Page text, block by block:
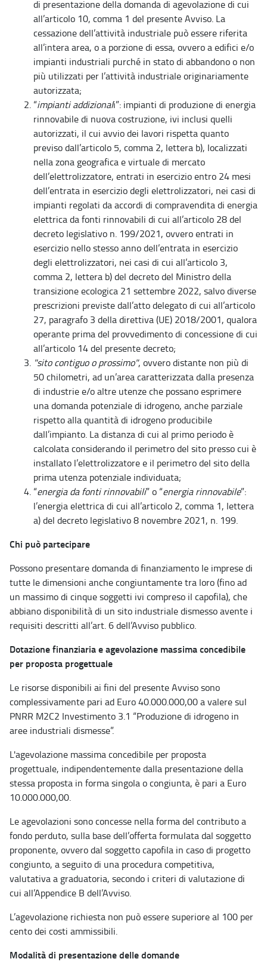
di presentazione della domanda di agevolazione di cui
all’articolo 10, comma 1 del presente Avviso. La
cessazione dell’attività industriale può essere riferita
all’intera area, o a porzione di essa, ovvero a edifici e/o
impianti industriali purché in stato di abbandono o non
più utilizzati per l’attività industriale originariamente
autorizzata;
“impianti addizionali”: impianti di produzione di energia
rinnovabile di nuova costruzione, ivi inclusi quelli
autorizzati, il cui avvio dei lavori rispetta quanto
previso dall’articolo 5, comma 2, lettera b), localizzati
nella zona geografica e virtuale di mercato
dell’elettrolizzatore, entrati in esercizio entro 24 mesi
dell’entrata in esercizio degli elettrolizzatori, nei casi di
impianti regolati da accordi di compravendita di energia
elettrica da fonti rinnovabili di cui all’articolo 28 del
decreto legislativo n. 199/2021, ovvero entrati in
esercizio nello stesso anno dell’entrata in esercizio
degli elettrolizzatori, nei casi di cui all’articolo 3,
comma 2, lettera b) del decreto del Ministro della
transizione ecologica 21 settembre 2022, salvo diverse
prescrizioni previste dall’atto delegato di cui all’articolo
27, paragrafo 3 della direttiva (UE) 2018/2001, qualora
operante prima del provvedimento di concessione di cui
all’articolo 14 del presente decreto;
"sito contiguo o prossimo", ovvero distante non più di
50 chilometri, ad un’area caratterizzata dalla presenza
di industrie e/o altre utenze che possano esprimere
una domanda potenziale di idrogeno, anche parziale
rispetto alla quantità di idrogeno producibile
dall’impianto. La distanza di cui al primo periodo è
calcolata considerando il perimetro del sito presso cui è
installato l’elettrolizzatore e il perimetro del sito della
prima utenza potenziale individuata;
“energia da fonti rinnovabili” o “energia rinnovabile”:
l’energia elettrica di cui all’articolo 2, comma 1, lettera
a) del decreto legislativo 8 novembre 2021, n. 199.
Chi può partecipare
Possono presentare domanda di finanziamento le imprese di
tutte le dimensioni anche congiuntamente tra loro (fino ad
un massimo di cinque soggetti ivi compreso il capofila), che
abbiano disponibilità di un sito industriale dismesso avente i
requisiti descritti all’art. 6 dell’Avviso pubblico.
Dotazione finanziaria e agevolazione massima concedibile
per proposta progettuale
Le risorse disponibili ai fini del presente Avviso sono
complessivamente pari ad Euro 40.000.000,00 a valere sul
PNRR M2C2 Investimento 3.1 “Produzione di idrogeno in
aree industriali dismesse”.
L'agevolazione massima concedibile per proposta
progettuale, indipendentemente dalla presentazione della
stessa proposta in forma singola o congiunta, è pari a Euro
10.000.000,00.
Le agevolazioni sono concesse nella forma del contributo a
fondo perduto, sulla base dell’offerta formulata dal soggetto
proponente, ovvero dal soggetto capofila in caso di progetto
congiunto, a seguito di una procedura competitiva,
valutativa a graduatoria, secondo i criteri di valutazione di
cui all’Appendice B dell’Avviso.
L’agevolazione richiesta non può essere superiore al 100 per
cento dei costi ammissibili.
Modalità di presentazione delle domande